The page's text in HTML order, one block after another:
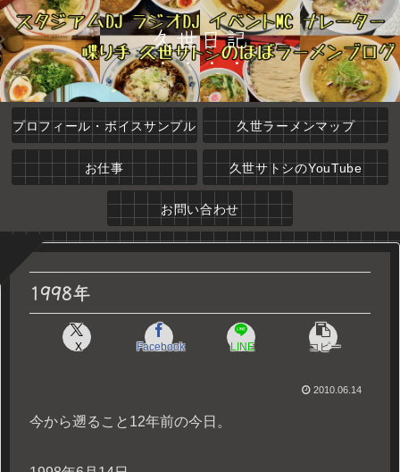
久世日記
プロフィール・ボイスサンプル 久世ラーメンマップ
お仕事 久世サトシのYouTube
お問い合わせ
1998年
X Facebook LINE コピー
2010.06.14
今から遡ること12年前の今日。